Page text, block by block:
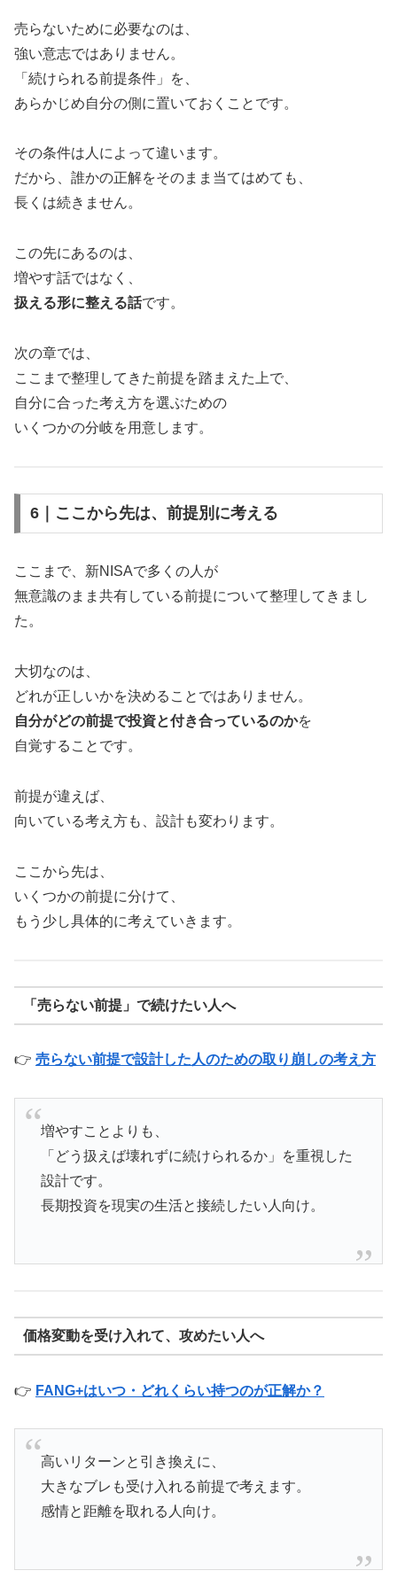
売らないために必要なのは、
強い意志ではありません。
「続けられる前提条件」を、
あらかじめ自分の側に置いておくことです。
その条件は人によって違います。
だから、誰かの正解をそのまま当てはめても、
長くは続きません。
この先にあるのは、
増やす話ではなく、
扱える形に整える話です。
次の章では、
ここまで整理してきた前提を踏まえた上で、
自分に合った考え方を選ぶための
いくつかの分岐を用意します。
6｜ここから先は、前提別に考える
ここまで、新NISAで多くの人が
無意識のまま共有している前提について整理してきまし
た。
大切なのは、
どれが正しいかを決めることではありません。
自分がどの前提で投資と付き合っているのかを
自覚することです。
前提が違えば、
向いている考え方も、設計も変わります。
ここから先は、
いくつかの前提に分けて、
もう少し具体的に考えていきます。
「売らない前提」で続けたい人へ
👉 売らない前提で設計した人のための取り崩しの考え方
増やすことよりも、
「どう扱えば壊れずに続けられるか」を重視した
設計です。
長期投資を現実の生活と接続したい人向け。
価格変動を受け入れて、攻めたい人へ
👉 FANG+はいつ・どれくらい持つのが正解か？
高いリターンと引き換えに、
大きなブレも受け入れる前提で考えます。
感情と距離を取れる人向け。